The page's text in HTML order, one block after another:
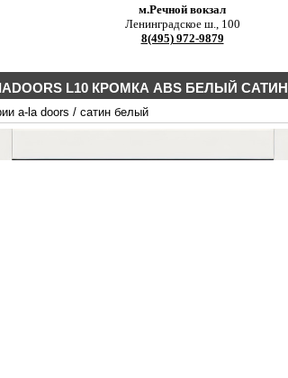
м.Речной вокзал
Ленинградское ш., 100
8(495) 972-9879
L10 КРОМКА ABS БЕЛЫЙ САТИН
a-la doors / сатин белый